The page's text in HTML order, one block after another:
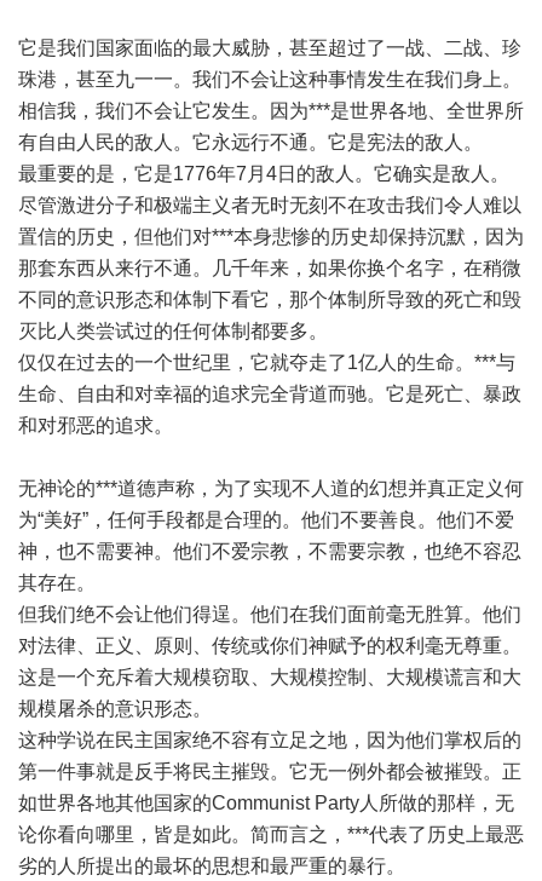
它是我们国家面临的最大威胁，甚至超过了一战、二战、珍
珠港，甚至九一一。我们不会让这种事情发生在我们身上。
相信我，我们不会让它发生。因为***是世界各地、全世界所
有自由人民的敌人。它永远行不通。它是宪法的敌人。
最重要的是，它是1776年7月4日的敌人。它确实是敌人。
尽管激进分子和极端主义者无时无刻不在攻击我们令人难以
置信的历史，但他们对***本身悲惨的历史却保持沉默，因为
那套东西从来行不通。几千年来，如果你换个名字，在稍微
不同的意识形态和体制下看它，那个体制所导致的死亡和毁
灭比人类尝试过的任何体制都要多。
仅仅在过去的一个世纪里，它就夺走了1亿人的生命。***与
生命、自由和对幸福的追求完全背道而驰。它是死亡、暴政
和对邪恶的追求。
无神论的***道德声称，为了实现不人道的幻想并真正定义何
为“美好”，任何手段都是合理的。他们不要善良。他们不爱
神，也不需要神。他们不爱宗教，不需要宗教，也绝不容忍
其存在。
但我们绝不会让他们得逞。他们在我们面前毫无胜算。他们
对法律、正义、原则、传统或你们神赋予的权利毫无尊重。
这是一个充斥着大规模窃取、大规模控制、大规模谎言和大
规模屠杀的意识形态。
这种学说在民主国家绝不容有立足之地，因为他们掌权后的
第一件事就是反手将民主摧毁。它无一例外都会被摧毁。正
如世界各地其他国家的Communist Party人所做的那样，无
论你看向哪里，皆是如此。简而言之，***代表了历史上最恶
劣的人所提出的最坏的思想和最严重的暴行。